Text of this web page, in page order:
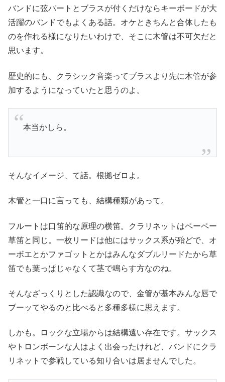
バンドに弦パートとブラスが付くだけならキーボードが大
活躍のバンドでもよくある話。オケときちんと合体したも
のを作れる様になりたいわけで、そこに木管は不可欠だと
思います。
歴史的にも、クラシック音楽ってブラスより先に木管が参
加するようになっていたと思うのよ。
本当かしら。
そんなイメージ、て話。根拠ゼロよ。
木管と一口に言っても、結構種類があって。
フルートは口笛的な原理の横笛。クラリネットはペーペー
草笛と同じ。一枚リードは他にはサックス系が殆どで、オ
ーボエとかファゴットとかはみんなダブルリードたから草
笛でも葉っぱじゃなくて茎で鳴らす方なのね。
そんなざっくりとした認識なので、金管が基本みんな唇で
ブーッてやるのと比べると多種多様に思えます。
しかも。ロックな立場からは結構遠い存在です。サックス
やトロンボーンな人はよく出会ったけれど、バンドにクラ
リネットで参戦している知り合いは居ませんでした。